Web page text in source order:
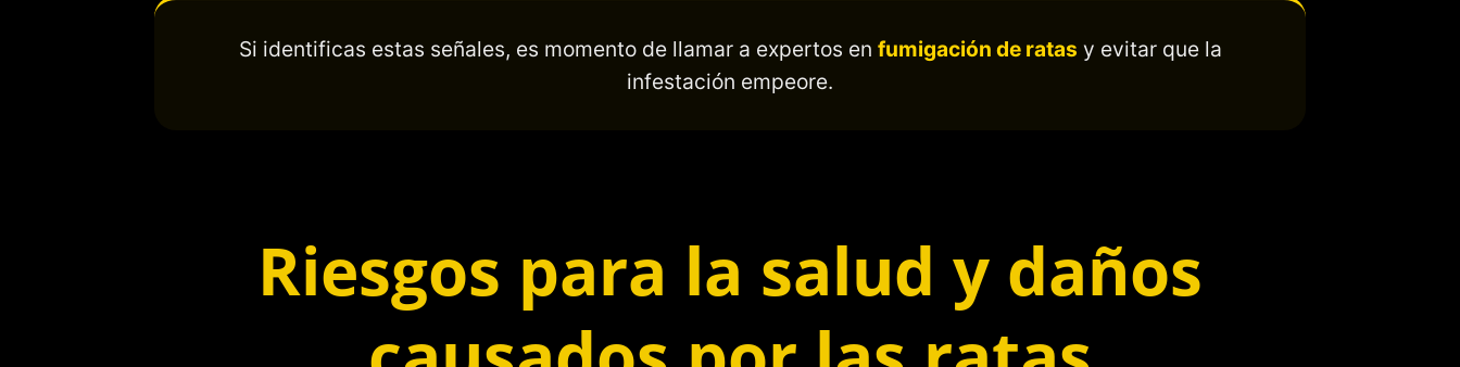
Si identificas estas señales, es momento de llamar a expertos en fumigación de ratas y evitar que la
infestación empeore.
Riesgos para la salud y daños